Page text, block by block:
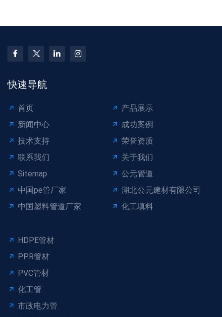
快速导航
首页
产品展示
新闻中心
成功案例
技术支持
荣誉资质
联系我们
关于我们
Sitemap
公元管道
中国pe管厂家
湖北公元建材有限公司
中国塑料管道厂家
化工填料
HDPE管材
PPR管材
PVC管材
化工管
市政电力管